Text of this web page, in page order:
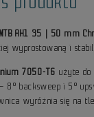
AH1 35 | 50 mm
wyprostowaną i
7050-T6 użyte do
8° backsweep i 5°
wyróżnia się na